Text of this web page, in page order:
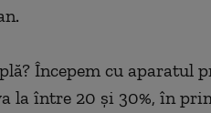
Începem cu aparatul
la între 20 şi 30%, în